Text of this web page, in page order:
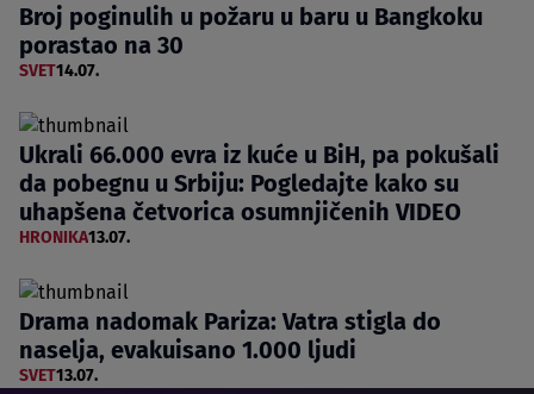
Broj poginulih u požaru u baru u Bangkoku
porastao na 30
SVET14.07.
Ukrali 66.000 evra iz kuće u BiH, pa pokušali
da pobegnu u Srbiju: Pogledajte kako su
uhapšena četvorica osumnjičenih VIDEO
HRONIKA13.07.
Drama nadomak Pariza: Vatra stigla do
naselja, evakuisano 1.000 ljudi
SVET13.07.